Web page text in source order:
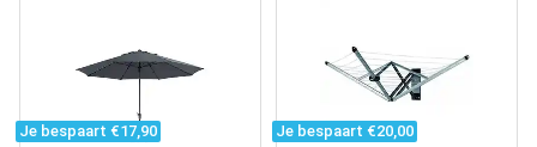
Je bespaart €17,90 Je bespaart €20,00